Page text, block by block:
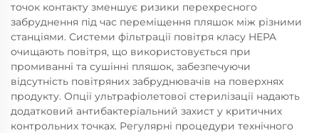
точок контакту зменшує ризики перехресного
забруднення під час переміщення пляшок між різними
станціями. Системи фільтрації повітря класу HEPA
очищають повітря, що використовується при
промиванні та сушінні пляшок, забезпечуючи
відсутність повітряних забруднювачів на поверхнях
продукту. Опції ультрафіолетової стерилізації надають
додатковий антибактеріальний захист у критичних
контрольних точках. Регулярні процедури технічного